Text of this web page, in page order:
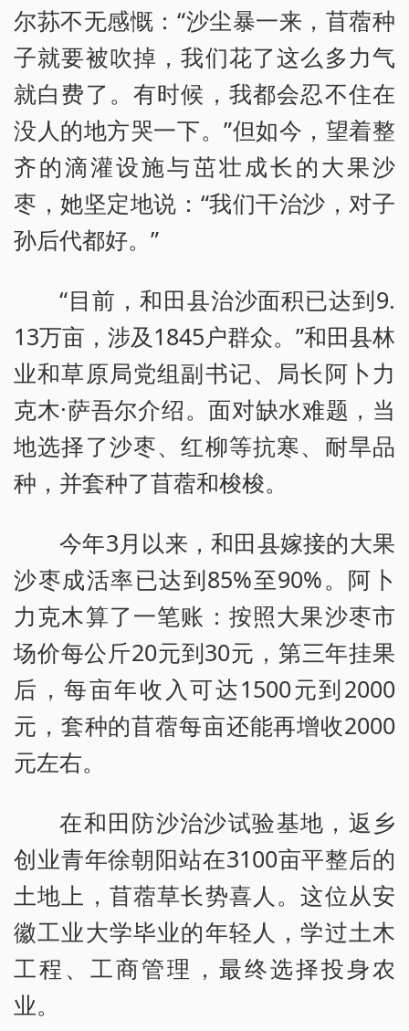
尔荪不无感慨：“沙尘暴一来，苜蓿种
子就要被吹掉，我们花了这么多力气
就白费了。有时候，我都会忍不住在
没人的地方哭一下。”但如今，望着整
齐的滴灌设施与茁壮成长的大果沙
枣，她坚定地说：“我们干治沙，对子
孙后代都好。”
“目前，和田县治沙面积已达到9.
13万亩，涉及1845户群众。”和田县林
业和草原局党组副书记、局长阿卜力
克木·萨吾尔介绍。面对缺水难题，当
地选择了沙枣、红柳等抗寒、耐旱品
种，并套种了苜蓿和梭梭。
今年3月以来，和田县嫁接的大果
沙枣成活率已达到85%至90%。阿卜
力克木算了一笔账：按照大果沙枣市
场价每公斤20元到30元，第三年挂果
后，每亩年收入可达1500元到2000
元，套种的苜蓿每亩还能再增收2000
元左右。
在和田防沙治沙试验基地，返乡
创业青年徐朝阳站在3100亩平整后的
土地上，苜蓿草长势喜人。这位从安
徽工业大学毕业的年轻人，学过土木
工程、工商管理，最终选择投身农
业。